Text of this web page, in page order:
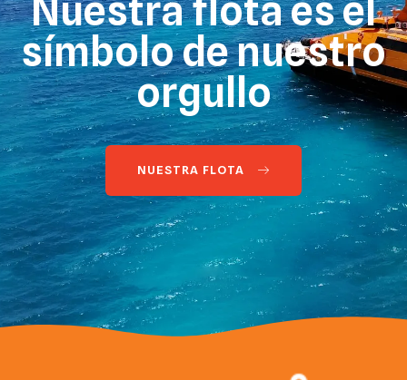
Nuestra flota es el
símbolo de nuestro
orgullo
NUESTRA FLOTA